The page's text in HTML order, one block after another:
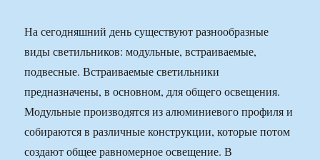
На сегодняшний день существуют разнообразные
виды светильников: модульные, встраиваемые,
подвесные. Встраиваемые светильники
предназначены, в основном, для общего освещения.
Модульные производятся из алюминиевого профиля и
собираются в различные конструкции, которые потом
создают общее равномерное освещение. В